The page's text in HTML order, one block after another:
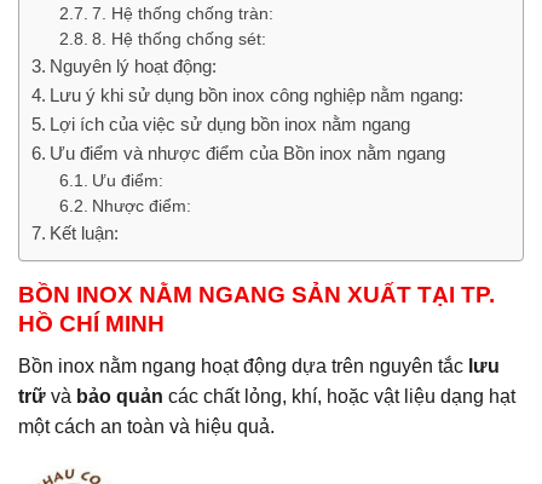
7. Hệ thống chống tràn:
8. Hệ thống chống sét:
Nguyên lý hoạt động:
Lưu ý khi sử dụng bồn inox công nghiệp nằm ngang:
Lợi ích của việc sử dụng bồn inox nằm ngang
Ưu điểm và nhược điểm của Bồn inox nằm ngang
Ưu điểm:
Nhược điểm:
Kết luận:
BỒN INOX NẰM NGANG SẢN XUẤT TẠI TP.
HỒ CHÍ MINH
Bồn inox nằm ngang hoạt động dựa trên nguyên tắc lưu
trữ và bảo quản các chất lỏng, khí, hoặc vật liệu dạng hạt
một cách an toàn và hiệu quả.